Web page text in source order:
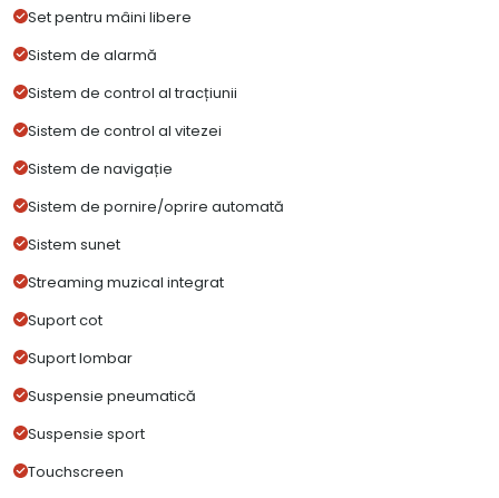
Set pentru mâini libere
Sistem de alarmă
Sistem de control al tracțiunii
Sistem de control al vitezei
Sistem de navigație
Sistem de pornire/oprire automată
Sistem sunet
Streaming muzical integrat
Suport cot
Suport lombar
Suspensie pneumatică
Suspensie sport
Touchscreen